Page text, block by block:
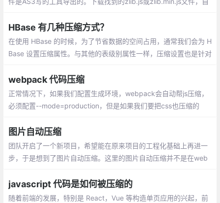
HBase 有几种压缩方式？
在使用 HBase 的时候，为了节省数据的空间占用，通常我们会为 H
Base 设置压缩属性。与其他的表级别属性一样，压缩设置也是针对
有压缩，除非指定
webpack 代码压缩
正常情况下，如果我们配置生成环境，webpack会自动帮js压缩，
必须配置--mode=production，但是如果我们要把css也压缩的
图片自动压缩
团队开启了一个新项目，希望能在原来项目的工程化基础上再进一
步，于是想到了图片自动压缩。这里的图片自动压缩并不是在web
javascript 代码是如何被压缩的
随着前端的发展，特别是 React，Vue 等构造单页应用的兴起，前